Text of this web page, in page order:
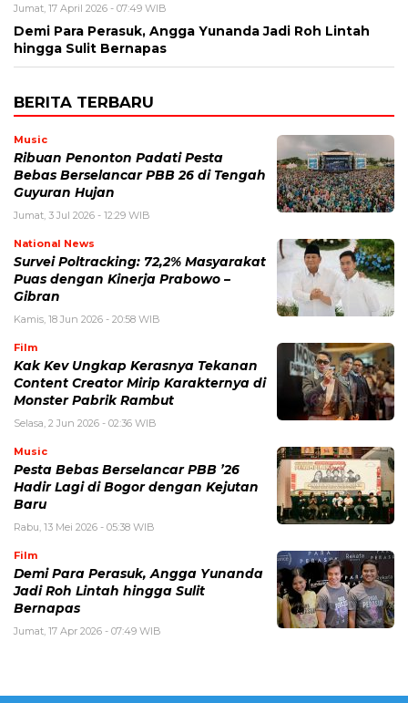
Jumat, 17 April 2026 - 07:49 WIB
Demi Para Perasuk, Angga Yunanda Jadi Roh Lintah
hingga Sulit Bernapas
BERITA TERBARU
Music
Ribuan Penonton Padati Pesta
Bebas Berselancar PBB 26 di Tengah
Guyuran Hujan
Jumat, 3 Jul 2026 - 12:29 WIB
National News
Survei Poltracking: 72,2% Masyarakat
Puas dengan Kinerja Prabowo –
Gibran
Kamis, 18 Jun 2026 - 20:58 WIB
Film
Kak Kev Ungkap Kerasnya Tekanan
Content Creator Mirip Karakternya di
Monster Pabrik Rambut
Selasa, 2 Jun 2026 - 02:36 WIB
Music
Pesta Bebas Berselancar PBB ’26
Hadir Lagi di Bogor dengan Kejutan
Baru
Rabu, 13 Mei 2026 - 05:38 WIB
Film
Demi Para Perasuk, Angga Yunanda
Jadi Roh Lintah hingga Sulit
Bernapas
Jumat, 17 Apr 2026 - 07:49 WIB